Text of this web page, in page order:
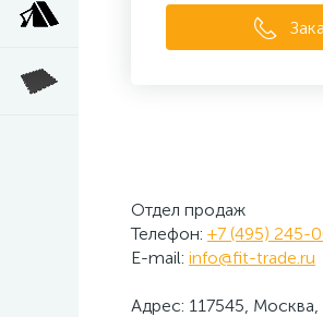
Отдел продаж
Телефон: +7 (495) 245-
E-mail: info@fit-trade.ru
Адрес: 117545, Москва,